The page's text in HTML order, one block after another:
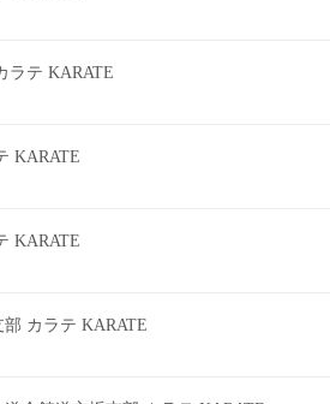
ラテ KARATE
KARATE
KARATE
カラテ KARATE